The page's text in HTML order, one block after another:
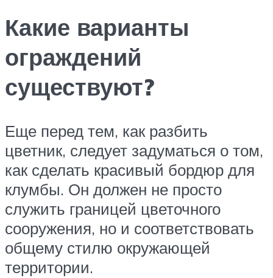
Какие варианты
ограждений
существуют?
Еще перед тем, как разбить
цветник, следует задуматься о том,
как сделать красивый бордюр для
клумбы. Он должен не просто
служить границей цветочного
сооружения, но и соответствовать
общему стилю окружающей
территории.